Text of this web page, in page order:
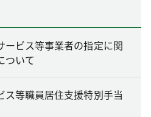
ービス等事業者の指定に関
ついて
ス等職員居住支援特別手当